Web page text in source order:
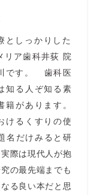
としっかりした
ア歯科井荻 院
です。 歯科医
知る人ぞ知る素
籍があります。
けるくすりの使
だけみると研
際は現代人が抱
の最先端までも
る良い本だと思